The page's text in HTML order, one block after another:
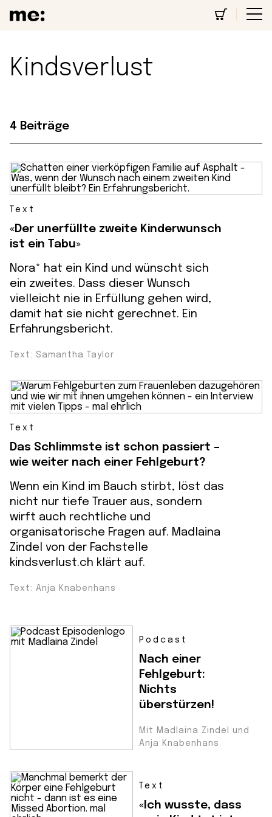
Kindsverlust
4 Beiträge
Text
«Der unerfüllte zweite Kinderwunsch
ist ein Tabu»
Nora* hat ein Kind und wünscht sich
ein zweites. Dass dieser Wunsch
vielleicht nie in Erfüllung gehen wird,
damit hat sie nicht gerechnet. Ein
Erfahrungsbericht.
Text: Samantha Taylor
Text
Das Schlimmste ist schon passiert –
wie weiter nach einer Fehlgeburt?
Wenn ein Kind im Bauch stirbt, löst das
nicht nur tiefe Trauer aus, sondern
wirft auch rechtliche und
organisatorische Fragen auf. Madlaina
Zindel von der Fachstelle
kindsverlust.ch klärt auf.
Text: Anja Knabenhans
Podcast
Nach einer
Fehlgeburt:
Nichts
überstürzen!
Mit Madlaina Zindel und
Anja Knabenhans
Text
«Ich wusste, dass